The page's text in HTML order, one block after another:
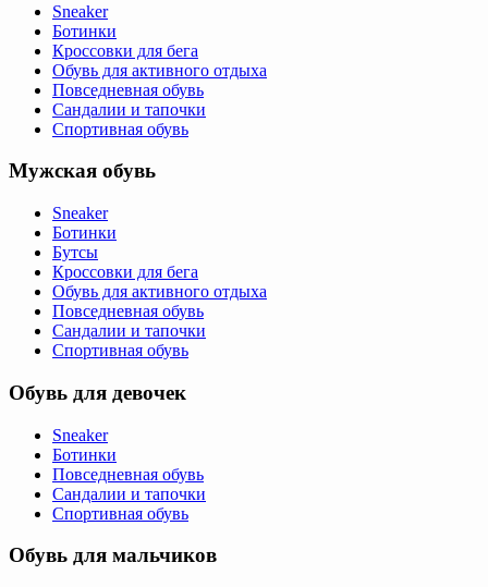
Sneaker
Ботинки
Кроссовки для бега
Обувь для активного отдыха
Повседневная обувь
Сандалии и тапочки
Спортивная обувь
Мужская обувь
Sneaker
Ботинки
Бутсы
Кроссовки для бега
Обувь для активного отдыха
Повседневная обувь
Сандалии и тапочки
Спортивная обувь
Обувь для девочек
Sneaker
Ботинки
Повседневная обувь
Сандалии и тапочки
Спортивная обувь
Обувь для мальчиков